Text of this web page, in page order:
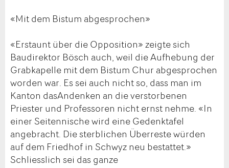
«Mit dem Bistum abgesprochen»
«Erstaunt über die Opposition» zeigte sich
Baudirektor Bösch auch, weil die Aufhebung der
Grabkapelle mit dem Bistum Chur abgesprochen
worden war. Es sei auch nicht so, dass man im
Kanton dasAndenken an die verstorbenen
Priester und Professoren nicht ernst nehme. «In
einer Seitennische wird eine Gedenktafel
angebracht. Die sterblichen Überreste würden
auf dem Friedhof in Schwyz neu bestattet.»
Schliesslich sei das ganze